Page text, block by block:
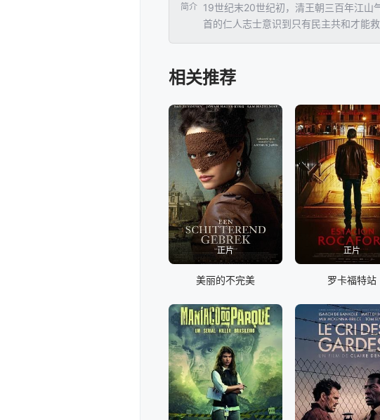
简介 19世纪末20世纪初，清王朝三百年江山
首的仁人志士意识到只有民主共和才能
相关推荐
正片
美丽的不完美
正片
罗卡福特站